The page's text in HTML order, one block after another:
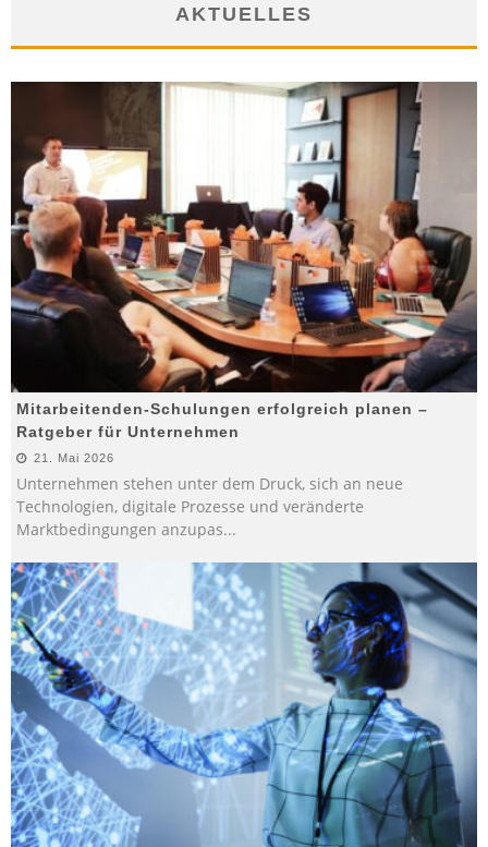
AKTUELLES
Mitarbeitenden-Schulungen erfolgreich planen –
Ratgeber für Unternehmen
21. Mai 2026
Unternehmen stehen unter dem Druck, sich an neue
Technologien, digitale Prozesse und veränderte
Marktbedingungen anzupas...